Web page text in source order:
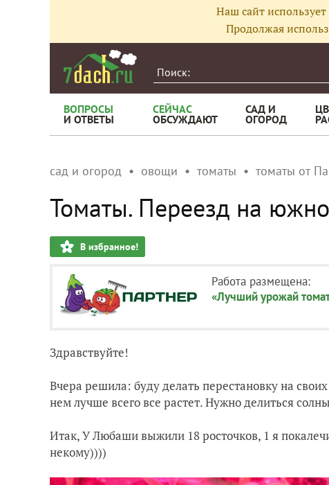
Наш сайт
Продолжая
ВОПРОСЫ
И ОТВЕТЫ
СЕЙЧАС
ОБСУЖДАЮТ
САД И
ОГОРОД
сад и огород овощи томаты томаты от
Томаты. Переезд на
В избранное!
Работа размещена:
«Лучший урожай
Здравствуйте!
Вчера решила: буду делать перестановку на
нем лучше всего все растет. Нужно делиться
Итак, У Любаши выжили 18 росточков, 1 я
некому))))